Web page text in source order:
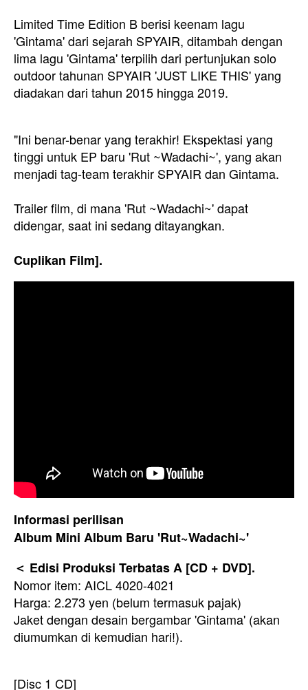
Limited Time Edition B berisi keenam lagu
'Gintama' dari sejarah SPYAIR, ditambah dengan
lima lagu 'Gintama' terpilih dari pertunjukan solo
outdoor tahunan SPYAIR 'JUST LIKE THIS' yang
diadakan dari tahun 2015 hingga 2019.
"Ini benar-benar yang terakhir! Ekspektasi yang
tinggi untuk EP baru 'Rut ~Wadachi~', yang akan
menjadi tag-team terakhir SPYAIR dan Gintama.
Trailer film, di mana 'Rut ~Wadachi~' dapat
didengar, saat ini sedang ditayangkan.
Cuplikan Film].
Informasi perilisan
Album Mini Album Baru 'Rut~Wadachi~'
＜ Edisi Produksi Terbatas A [CD + DVD].
Nomor item: AICL 4020-4021
Harga: 2.273 yen (belum termasuk pajak)
Jaket dengan desain bergambar 'Gintama' (akan
diumumkan di kemudian hari!).
[Disc 1 CD]